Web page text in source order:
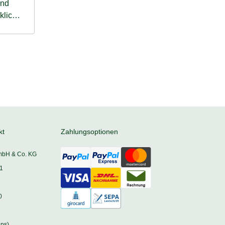
& Co. KG
Zahlungsoptionen